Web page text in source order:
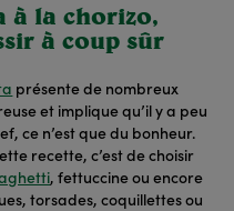
à la chorizo,
à coup sûr
présente de nombreux
et implique qu’il y a peu
ce n’est que du bonheur.
recette, c’est de choisir
, fettuccine ou encore
torsades, coquillettes ou